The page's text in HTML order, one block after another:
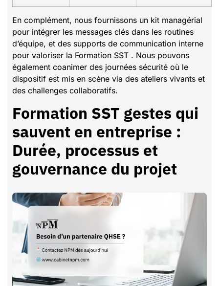
En complément, nous fournissons un kit managérial
pour intégrer les messages clés dans les routines
d’équipe, et des supports de communication interne
pour valoriser la Formation SST . Nous pouvons
également coanimer des journées sécurité où le
dispositif est mis en scène via des ateliers vivants et
des challenges collaboratifs.
Formation SST gestes qui
sauvent en entreprise :
Durée, processus et
gouvernance du projet